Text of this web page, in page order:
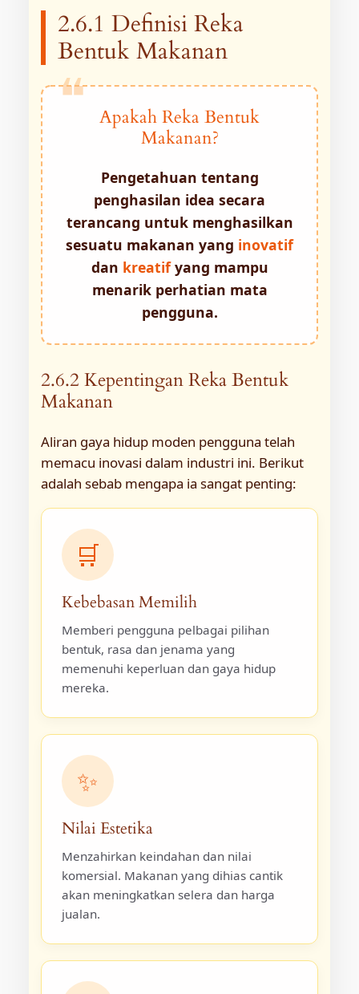
2.6.1 Definisi Reka
Bentuk Makanan
Apakah Reka Bentuk
Makanan?
Pengetahuan tentang
penghasilan idea secara
terancang untuk menghasilkan
sesuatu makanan yang inovatif
dan kreatifyang mampu
menarik perhatian mata
pengguna.
2.6.2 Kepentingan Reka Bentuk
Makanan
Aliran gaya hidup moden pengguna telah
memacu inovasi dalam industri ini. Berikut
adalah sebab mengapa ia sangat penting:
🛒
Kebebasan Memilih
Memberi pengguna pelbagai pilihan
bentuk, rasa dan jenama yang
memenuhi keperluan dan gaya hidup
mereka.
✨
Nilai Estetika
Menzahirkan keindahan dan nilai
komersial. Makanan yang dihias cantik
akan meningkatkan selera dan harga
jualan.